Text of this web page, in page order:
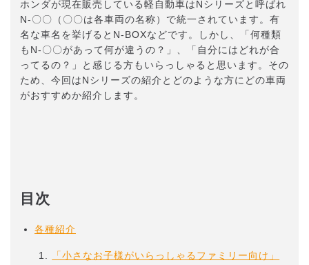
ホンダが現在販売している軽自動車はNシリーズと呼ばれ
N-〇〇（〇〇は各車両の名称）で統一されています。有
名な車名を挙げるとN-BOXなどです。しかし、「何種類
もN-〇〇があって何が違うの？」、「自分にはどれが合
ってるの？」と感じる方もいらっしゃると思います。その
ため、今回はNシリーズの紹介とどのような方にどの車両
がおすすめか紹介します。
目次
各種紹介
「小さなお子様がいらっしゃるファミリー向け」